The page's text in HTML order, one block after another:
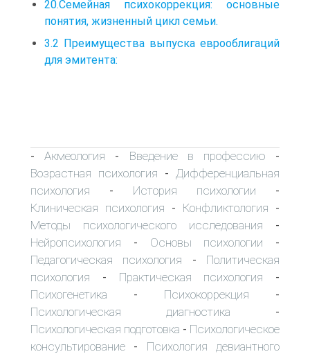
20.Семейная психокоррекция: основные
понятия, жизненный цикл семьи.
3.2 Преимущества выпуска еврооблигаций
для эмитента:
-Акмеология - Введение в профессию -
Возрастная психология - Дифференциальная
психология - История психологии -
Клиническая психология - Конфликтология -
Методы психологического исследования -
Нейропсихология - Основы психологии -
Педагогическая психология - Политическая
психология - Практическая психология -
Психогенетика - Психокоррекция -
Психологическая диагностика -
Психологическая подготовка - Психологическое
консультирование - Психология девиантного